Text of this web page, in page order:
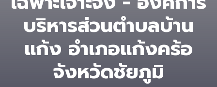
บริหารส่วนตําบลบ้าน
แก้ง อำเภอแก้งคร้อ
จังหวัดชัยภูมิ